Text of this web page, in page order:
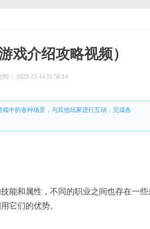
戏介绍攻略视频）
间： 2023-12-14 11:56:14
中的各种场景，与其他玩家进行互动，完成各
能和属性，不同的职业之间也存在一些
它们的优势。